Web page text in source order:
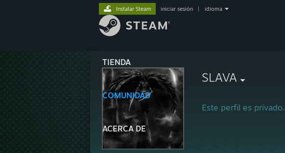
TIENDA
COMUNIDAD
ACERCA DE
Instalar Steam iniciar sesión idioma
SLAVA
Este perfil es privado.